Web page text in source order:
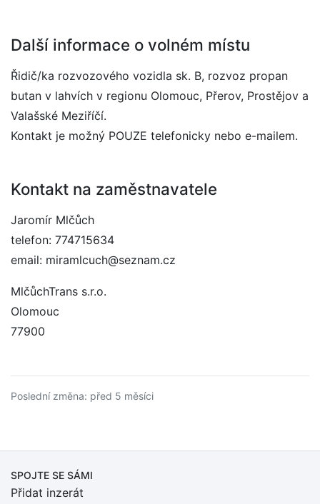
Další informace o volném místu
Řidič/ka rozvozového vozidla sk. B, rozvoz propan
butan v lahvích v regionu Olomouc, Přerov, Prostějov a
Valašské Meziříčí.
Kontakt je možný POUZE telefonicky nebo e-mailem.
Kontakt na zaměstnavatele
Jaromír Mlčůch
telefon: 774715634
email: miramlcuch@seznam.cz
MlčůchTrans s.r.o.
Olomouc
77900
Poslední změna: před 5 měsíci
SPOJTE SE SÁMI
Přidat inzerát